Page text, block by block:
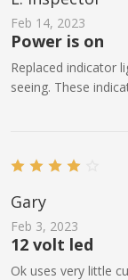
Feb 14, 2023
Power is on
Replaced indicator
seeing. These
Gary
Feb 3, 2023
12 volt led
Ok uses very little